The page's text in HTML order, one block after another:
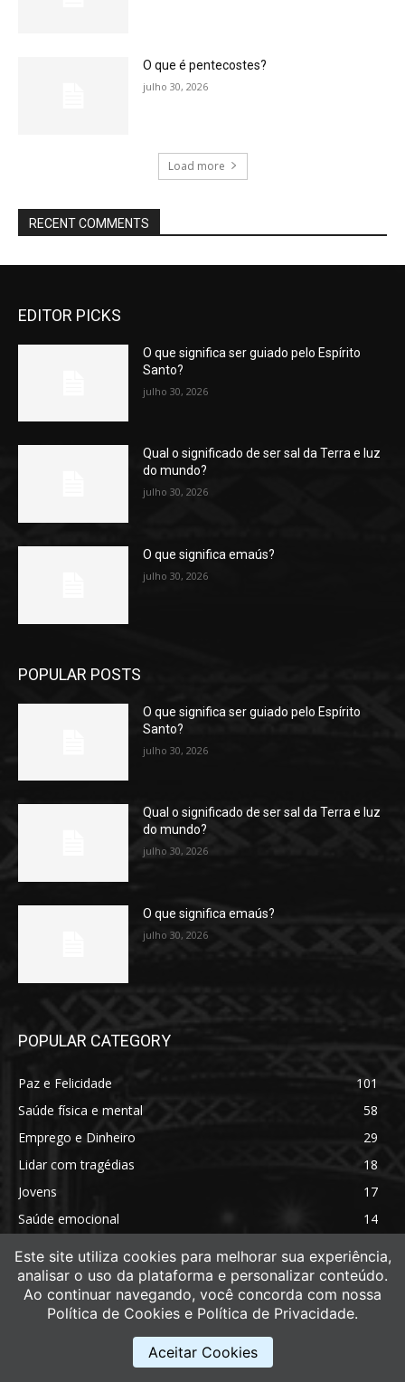
O que é pentecostes?
julho 30, 2026
Load more
RECENT COMMENTS
EDITOR PICKS
O que significa ser guiado pelo Espírito
Santo?
julho 30, 2026
Qual o significado de ser sal da Terra e luz
do mundo?
julho 30, 2026
O que significa emaús?
julho 30, 2026
POPULAR POSTS
O que significa ser guiado pelo Espírito
Santo?
julho 30, 2026
Qual o significado de ser sal da Terra e luz
do mundo?
julho 30, 2026
O que significa emaús?
julho 30, 2026
POPULAR CATEGORY
Paz e Felicidade
101
Saúde física e mental
58
Emprego e Dinheiro
29
Lidar com tragédias
18
Jovens
17
Saúde emocional
14
Este site utiliza cookies para melhorar sua experiência,
analisar o uso da plataforma e personalizar conteúdo.
Ao continuar navegando, você concorda com nossa
Política de Cookies e Política de Privacidade.
Aceitar Cookies